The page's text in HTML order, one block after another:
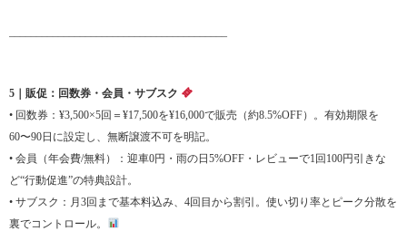
5｜販促：回数券・会員・サブスク
• 回数券：¥3,500×5回＝¥17,500を¥16,000で販売（約8.5%OFF）。有効期限を
60〜90日に設定し、無断譲渡不可を明記。
• 会員（年会費/無料）：迎車0円・雨の日5%OFF・レビューで1回100円引きな
ど“行動促進”の特典設計。
• サブスク：月3回まで基本料込み、4回目から割引。使い切り率とピーク分散を
裏でコントロール。